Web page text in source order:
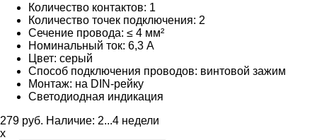
Количество контактов: 1
Количество точек подключения: 2
Сечение провода: ≤ 4 мм²
Номинальный ток: 6,3 А
Цвет: серый
Способ подключения проводов: винтовой зажим
Монтаж: на DIN-рейку
Светодиодная индикация
279 руб. Наличие: 2...4 недели
х